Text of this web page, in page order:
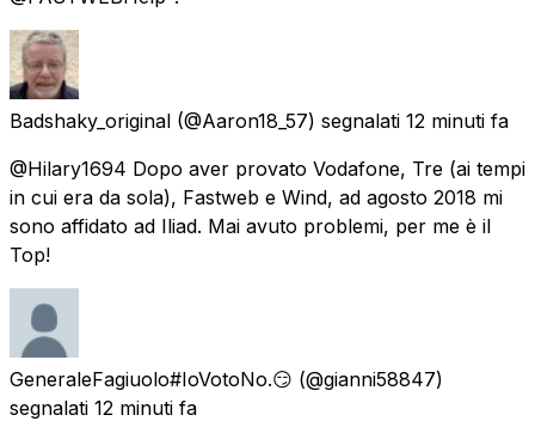
Badshaky_original (@Aaron18_57) segnalati 12 minuti fa
@Hilary1694 Dopo aver provato Vodafone, Tre (ai tempi
in cui era da sola), Fastweb e Wind, ad agosto 2018 mi
sono affidato ad Iliad. Mai avuto problemi, per me è il
Top!
GeneraleFagiuolo#IoVotoNo.😏 (@gianni58847)
segnalati 12 minuti fa